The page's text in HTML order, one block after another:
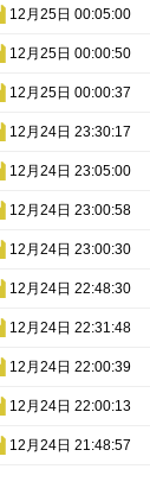
12月25日 00:05:00
12月25日 00:00:50
12月25日 00:00:37
12月24日 23:30:17
12月24日 23:05:00
12月24日 23:00:58
12月24日 23:00:30
12月24日 22:48:30
12月24日 22:31:48
12月24日 22:00:39
12月24日 22:00:13
12月24日 21:48:57